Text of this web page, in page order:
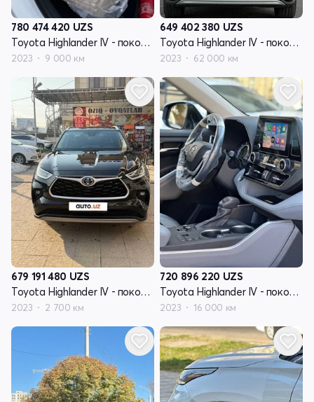
780 474 420 UZS
Toyota Highlander IV - поколение (U70)
2023 9 000 км
649 402 380 UZS
Toyota Highlander IV - поколение (U70)
2023 62 000 км
679 191 480 UZS
Toyota Highlander IV - поколение (U70)
2023 2 700 км
720 896 220 UZS
Toyota Highlander IV - поколение (U70)
2023 16 000 км